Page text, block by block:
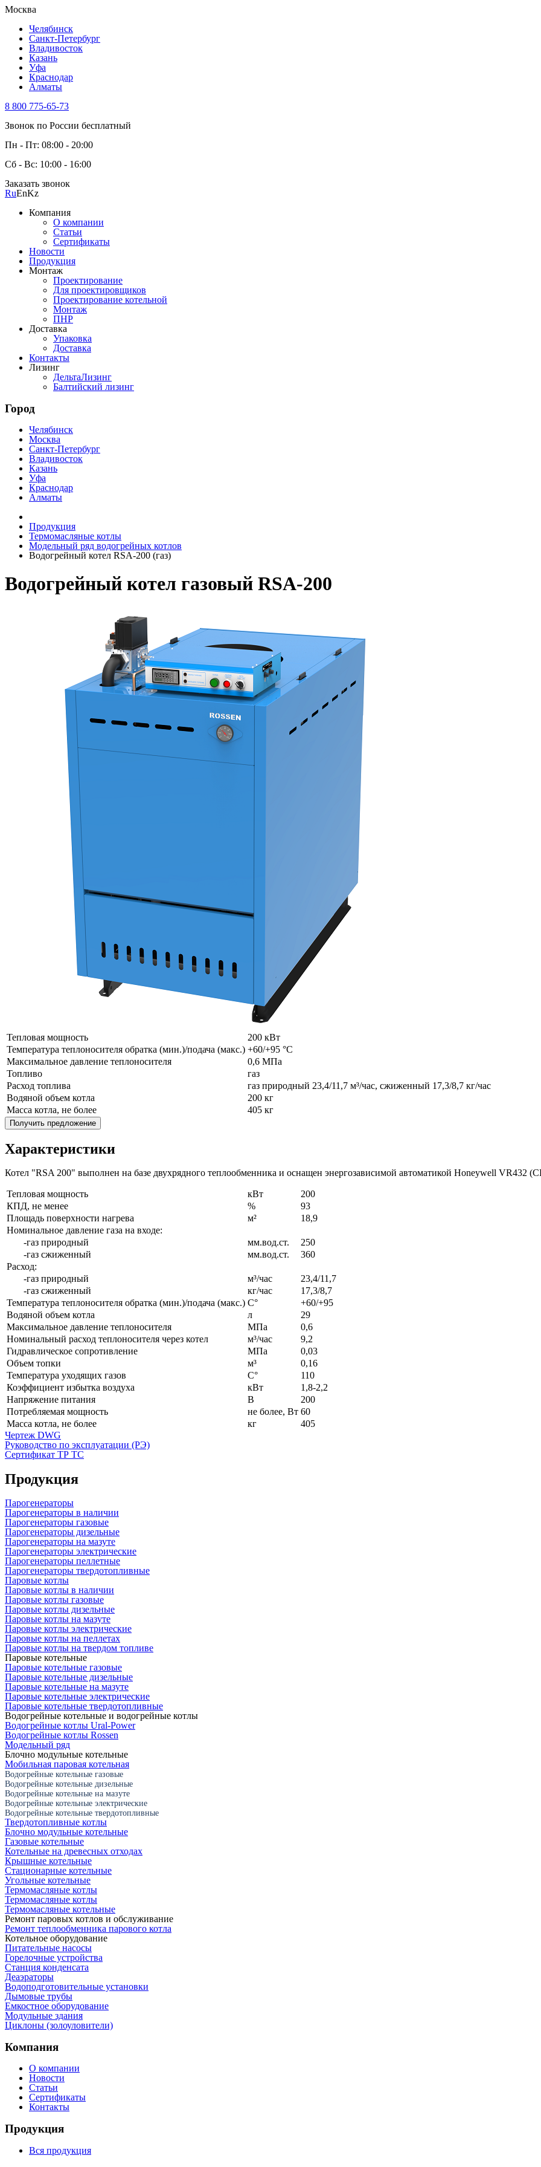
Москва
Челябинск
Санкт-Петербург
Владивосток
Казань
Уфа
Краснодар
Алматы
8 800 775-65-73
Звонок по России бесплатный
Пн - Пт: 08:00 - 20:00
Сб - Вс: 10:00 - 16:00
Заказать звонок
RuEnKz
Компания
О компании
Статьи
Сертификаты
Новости
Продукция
Монтаж
Проектирование
Для проектировщиков
Проектирование котельной
Монтаж
ПНР
Доставка
Упаковка
Доставка
Контакты
Лизинг
ДельтаЛизинг
Балтийский лизинг
Город
Челябинск
Москва
Санкт-Петербург
Владивосток
Казань
Уфа
Краснодар
Алматы
Продукция
Термомасляные котлы
Модельный ряд водогрейных котлов
Водогрейный котел RSA-200 (газ)
Водогрейный котел газовый RSA-200
Тепловая мощность
200 кВт
Температура теплоносителя обратка (мин.)/подача (макс.) +60/+95 °C
Максимальное давление теплоносителя
0,6 МПа
Топливо
газ
Расход топлива
газ природный 23,4/11,7 м³/час, сжиженный 17,3/8,7 кг/час
Водяной объем котла
200 кг
Масса котла, не более
405 кг
Получить предложение
Характеристики
Котел "RSA 200" выполнен на базе двухрядного теплообменника и оснащен энергозависимой автоматикой Honeywell VR432
Тепловая мощность кВт
200
КПД, не менее
%
93
Площадь поверхности нагрева
м²
18,9
Номинальное давление газа на входе:
-газ природный
мм.вод.ст.
250
-газ сжиженный
мм.вод.ст.
360
Расход:
-газ природный
м³/час
23,4/11,7
-газ сжиженный
кг/час
17,3/8,7
Температура теплоносителя обратка (мин.)/подача (макс.) С°
+60/+95
Водяной объем котла
л
29
Максимальное давление теплоносителя
МПа
0,6
Номинальный расход теплоносителя через котел
м³/час
9,2
Гидравлическое сопротивление
МПа
0,03
Объем топки
м³
0,16
Температура уходящих газов
С°
110
Коэффициент избытка воздуха
кВт
1,8-2,2
Напряжение питания
В
200
Потребляемая мощность
не более, Вт 60
Масса котла, не более
кг
405
Чертеж DWG
Руководство по эксплуатации (РЭ)
Сертификат ТР ТС
Продукция
Парогенераторы
Парогенераторы в наличии
Парогенераторы газовые
Парогенераторы дизельные
Парогенераторы на мазуте
Парогенераторы электрические
Парогенераторы пеллетные
Парогенераторы твердотопливные
Паровые котлы
Паровые котлы в наличии
Паровые котлы газовые
Паровые котлы дизельные
Паровые котлы на мазуте
Паровые котлы электрические
Паровые котлы на пеллетах
Паровые котлы на твердом топливе
Паровые котельные
Паровые котельные газовые
Паровые котельные дизельные
Паровые котельные на мазуте
Паровые котельные электрические
Паровые котельные твердотопливные
Водогрейные котельные и водогрейные котлы
Водогрейные котлы Ural-Power
Водогрейные котлы Rossen
Модельный ряд
Блочно модульные котельные
Мобильная паровая котельная
Водогрейные котельные газовые
Водогрейные котельные дизельные
Водогрейные котельные на мазуте
Водогрейные котельные электрические
Водогрейные котельные твердотопливные
Твердотопливные котлы
Блочно модульные котельные
Газовые котельные
Котельные на древесных отходах
Крышные котельные
Стационарные котельные
Угольные котельные
Термомасляные котлы
Термомасляные котлы
Термомасляные котельные
Ремонт паровых котлов и обслуживание
Ремонт теплообменника парового котла
Котельное оборудование
Питательные насосы
Горелочные устройства
Станция конденсата
Деаэраторы
Водоподготовительные установки
Дымовые трубы
Емкостное оборудование
Mодульные здания
Циклоны (золоуловители)
Компания
О компании
Новости
Статьи
Сертификаты
Контакты
Продукция
Вся продукция